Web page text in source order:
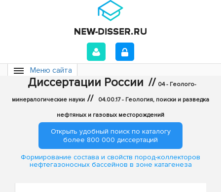
Меню сайта
Диссертации России // 04 - Геолого-
минералогические науки // 04.00.17 - Геология, поиски и разведка
нефтяных и газовых месторождений
Открыть удобный поиск по каталогу
более 800 000 диссертаций
Формирование состава и свойств пород-коллекторов
нефтегазоносных бассейнов в зоне катагенеза